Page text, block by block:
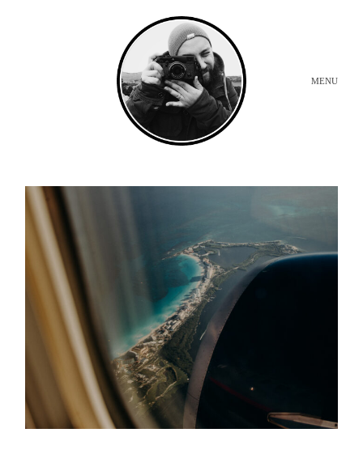
MENU
CONTACTO